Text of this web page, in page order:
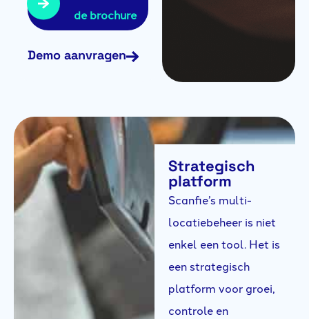
de brochure
Demo aanvragen
Strategisch
platform
Scanfie’s multi-
locatiebeheer is niet
enkel een tool. Het is
een strategisch
platform voor groei,
controle en